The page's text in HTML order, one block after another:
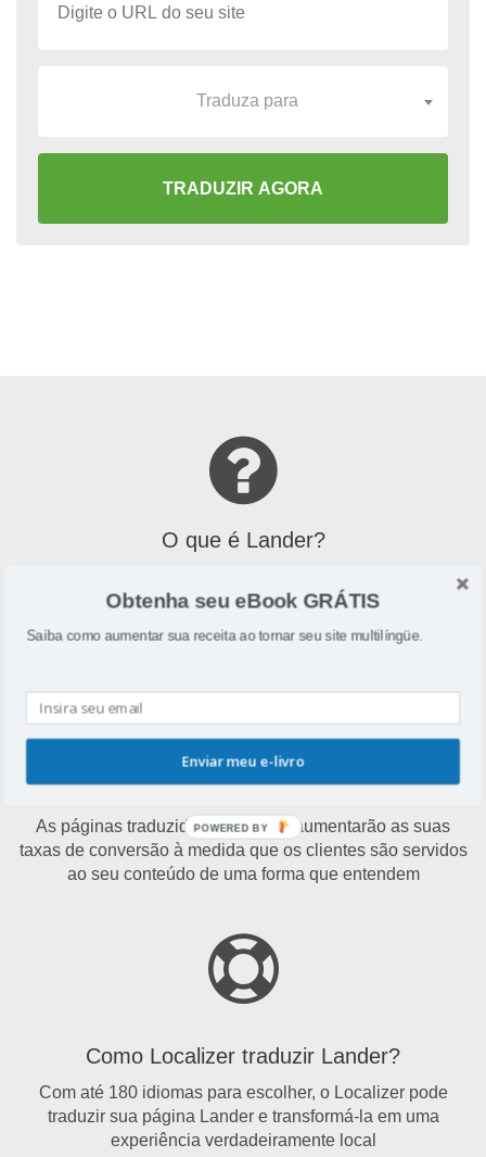
Traduza para
TRADUZIR AGORA
O que é Lander?
Lander é uma ferramenta de criação de páginas de destino
que se concentra na otimização de taxas de conversão
Por que traduzir Lander?
As páginas traduzidas do Lander aumentarão as suas
taxas de conversão à medida que os clientes são servidos
ao seu conteúdo de uma forma que entendem
Como Localizer traduzir Lander?
Com até 180 idiomas para escolher, o Localizer pode
traduzir sua página Lander e transformá-la em uma
experiência verdadeiramente local
Obtenha seu eBook GRÁTIS
Saiba como aumentar sua receita ao tornar seu site multilíngüe.
Enviar meu e-livro
POWERED BY